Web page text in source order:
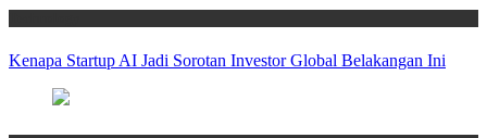
Kenapa Startup AI Jadi Sorotan Investor Global Belakangan Ini